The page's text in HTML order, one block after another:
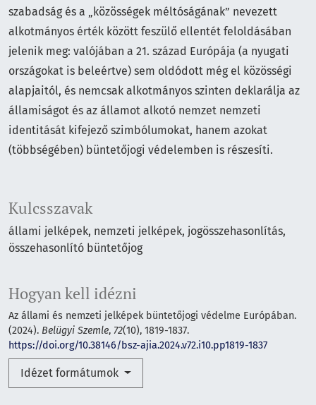
Kulcsszavak
állami jelképek, nemzeti jelképek, jogösszehasonlítás,
összehasonlító büntetőjog
Hogyan kell idézni
Az állami és nemzeti jelképek büntetőjogi védelme Európában.
(2024). Belügyi Szemle, 72(10), 1819-1837.
https://doi.org/10.38146/bsz-ajia.2024.v72.i10.pp1819-1837
Idézet formátumok
szabadság és a „közösségek méltóságának” nevezett
alkotmányos érték között feszülő ellentét feloldásában
jelenik meg: valójában a 21. század Európája (a nyugati
országokat is beleértve) sem oldódott még el közösségi
alapjaitól, és nemcsak alkotmányos szinten deklarálja az
államiságot és az államot alkotó nemzet nemzeti
identitását kifejező szimbólumokat, hanem azokat
(többségében) büntetőjogi védelemben is részesíti.